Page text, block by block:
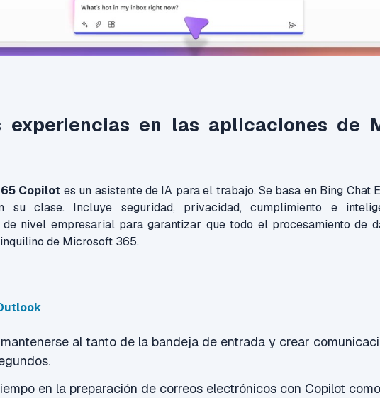
experiencias en las aplicaciones de
Copilot es un asistente de IA para el trabajo. Se basa en Bing Chat
su clase. Incluye seguridad, privacidad, cumplimiento e
de nivel empresarial para garantizar que todo el procesamiento de
de Microsoft 365.
al tanto de la bandeja de entrada y crear
en la preparación de correos electrónicos con Copilot